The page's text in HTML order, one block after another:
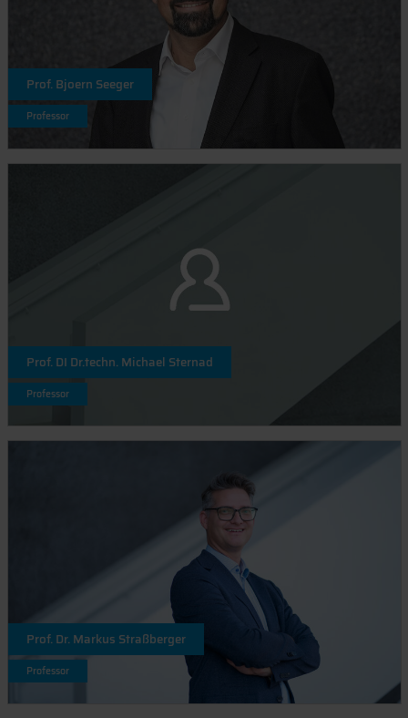
Prof. Bjoern Seeger
Professor
Prof. DI Dr.techn. Michael Sternad
Professor
Prof. Dr. Markus Straßberger
Professor